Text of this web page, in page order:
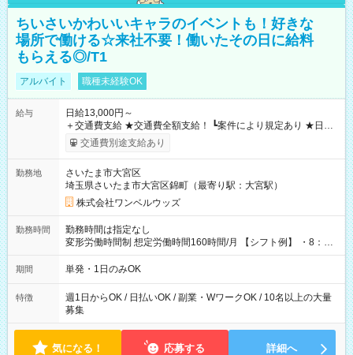
ちいさいかわいいキャラのイベントも！好きな
場所で働ける☆来社不要！働いたその日に給料
もらえる◎/T1
アルバイト 職種未経験OK
給与
日給13,000円～
＋交通費支給 ★交通費全額支給！ ┗案件により規定あり ★日払
いOK！（規定あり） ┗働いたその日に現金GET♪ お仕事後はコ
ンビニATMから 日払い分を引き落とせます！ 【試用期間】試
交通費別途支給あり
勤務地
さいたま市大宮区
埼玉県さいたま市大宮区錦町（最寄り駅：大宮駅）
株式会社ワンベルウッズ
勤務時間
勤務時間は指定なし
変形労働時間制 想定労働時間160時間/月 【シフト例】 ・8：00
～21：00
期間 単発・1日のみOK
特徴
週1日からOK / 日払いOK / 副業・WワークOK / 10名以上の大量
募集
気になる！ 応募する 詳細へ